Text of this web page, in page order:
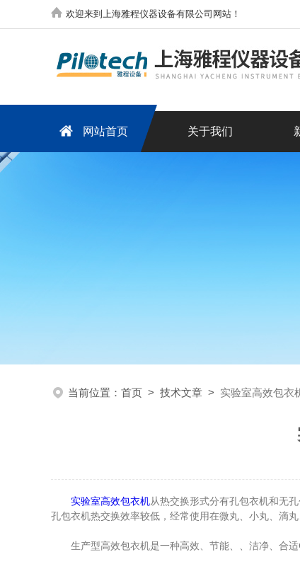
欢迎来到上海雅程仪器设备有限公司网站！
网站首页 关于我们
当前位置： 首页 > 技术文章 > 实验室高效包衣
实验室高效包衣机从热交换形式分有孔包衣机和无
孔包衣机热交换效率较低，经常使用在微丸、小丸、滴
生产型高效包衣机是一种高效、节能、、洁净、合适